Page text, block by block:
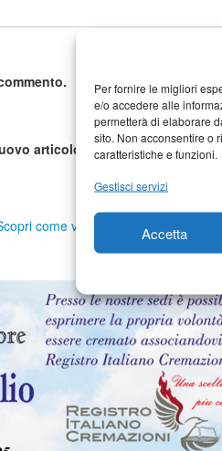
Per fornire le migliori
e/o accedere alle
permetterà di elaborare
sito. Non acconsentire o
caratteristiche e funzioni.
Gestisci servizi
Accetta
articolo.
come vengono elaborati i dati